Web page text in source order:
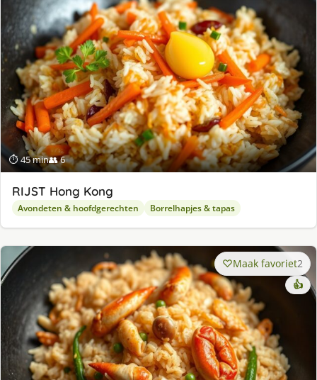
⏱ 45 min👥 6
RIJST Hong Kong
Avondeten & hoofdgerechten Borrelhapjes & tapas
Maak favoriet2
👍